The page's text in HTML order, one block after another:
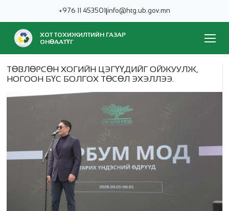
+976 11 453501|info@htg.ub.gov.mn
ХОТ ТОХИЖИЛТИЙН ГАЗАР
ОНӨААТҮГ
ТӨВЛӨРСӨН ХОГИЙН ЦЭГҮҮДИЙГ ОЙЖУУЛЖ,
НОГООН БҮС БОЛГОХ ТӨСӨЛ ЭХЭЛЛЭЭ.